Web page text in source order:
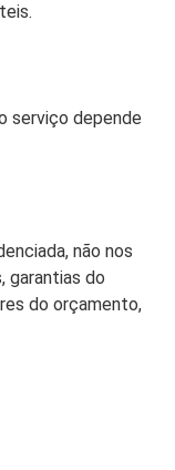
serviço depende
não nos
garantias do
do orçamento,